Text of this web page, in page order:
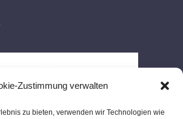
Zustimmung verwalten
zu bieten, verwenden wir Technologien wie